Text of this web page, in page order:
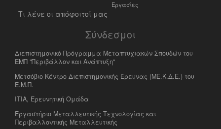
Εργασίες
Τι λένε οι απόφοιτοί μας
Σύνδεσμοι
Διεπιστημονικό Πρόγραμμα Μεταπτυχιακών Σπουδών του
ΕΜΠ "Περιβάλλον και Ανάπτυξη"
Μετσόβιο Κέντρο Διεπιστημονικής Έρευνας (ΜΕ.Κ.Δ.Ε.) του
Ε.Μ.Π.
ΙΤΙΑ, Ερευνητική Ομάδα
Eργαστήριο Mεταλλευτικής Tεχνολογίας και
Περιβαλλοντικής Μεταλλευτικής